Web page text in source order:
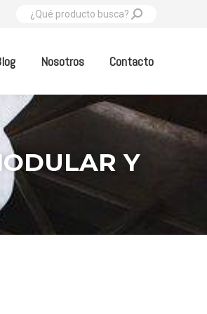
Buscar:
Nosotros Contacto
Y